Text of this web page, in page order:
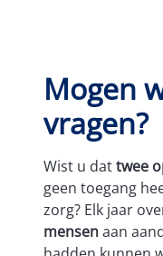
Mogen
vragen?
Wist u dattwee
geen toegang
zorg? Elk jaar
mensenaan